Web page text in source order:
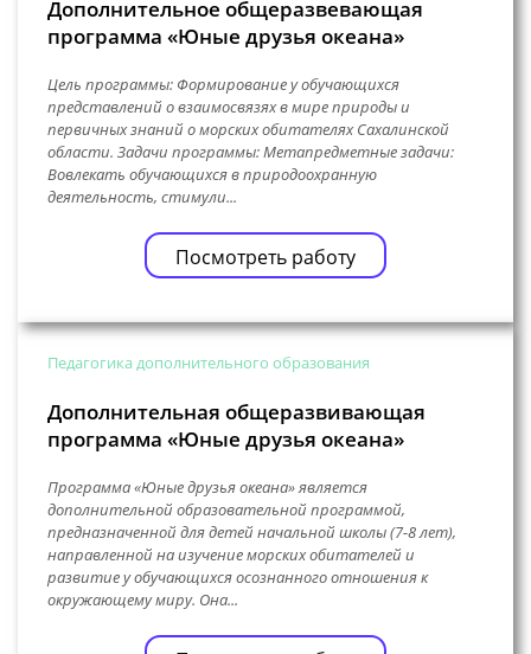
Дополнительное общеразвевающая
программа «Юные друзья океана»
Цель программы: Формирование у обучающихся
представлений о взаимосвязях в мире природы и
первичных знаний о морских обитателях Сахалинской
области. Задачи программы: Метапредметные задачи:
Вовлекать обучающихся в природоохранную
деятельность, стимули...
Посмотреть работу
Педагогика дополнительного образования
Дополнительная общеразвивающая
программа «Юные друзья океана»
Программа «Юные друзья океана» является
дополнительной образовательной программой,
предназначенной для детей начальной школы (7-8 лет),
направленной на изучение морских обитателей и
развитие у обучающихся осознанного отношения к
окружающему миру. Она...